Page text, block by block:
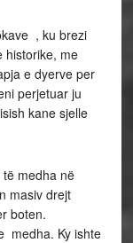
, ku brezi
historike, me
e dyerve per
perjetuar ju
kane sjelle
medha në
masiv drejt
boten.
medha. Ky ishte